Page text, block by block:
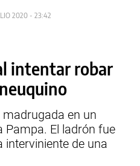
2020 - 23:42
intentar robar
en un
Pampa. El ladrón fue
de una